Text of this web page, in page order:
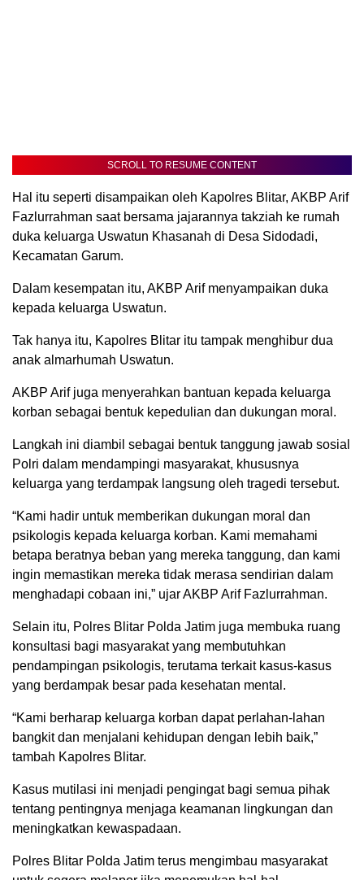
SCROLL TO RESUME CONTENT
Hal itu seperti disampaikan oleh Kapolres Blitar, AKBP Arif
Fazlurrahman saat bersama jajarannya takziah ke rumah
duka keluarga Uswatun Khasanah di Desa Sidodadi,
Kecamatan Garum.
Dalam kesempatan itu, AKBP Arif menyampaikan duka
kepada keluarga Uswatun.
Tak hanya itu, Kapolres Blitar itu tampak menghibur dua
anak almarhumah Uswatun.
AKBP Arif juga menyerahkan bantuan kepada keluarga
korban sebagai bentuk kepedulian dan dukungan moral.
Langkah ini diambil sebagai bentuk tanggung jawab sosial
Polri dalam mendampingi masyarakat, khususnya
keluarga yang terdampak langsung oleh tragedi tersebut.
“Kami hadir untuk memberikan dukungan moral dan
psikologis kepada keluarga korban. Kami memahami
betapa beratnya beban yang mereka tanggung, dan kami
ingin memastikan mereka tidak merasa sendirian dalam
menghadapi cobaan ini,” ujar AKBP Arif Fazlurrahman.
Selain itu, Polres Blitar Polda Jatim juga membuka ruang
konsultasi bagi masyarakat yang membutuhkan
pendampingan psikologis, terutama terkait kasus-kasus
yang berdampak besar pada kesehatan mental.
“Kami berharap keluarga korban dapat perlahan-lahan
bangkit dan menjalani kehidupan dengan lebih baik,”
tambah Kapolres Blitar.
Kasus mutilasi ini menjadi pengingat bagi semua pihak
tentang pentingnya menjaga keamanan lingkungan dan
meningkatkan kewaspadaan.
Polres Blitar Polda Jatim terus mengimbau masyarakat